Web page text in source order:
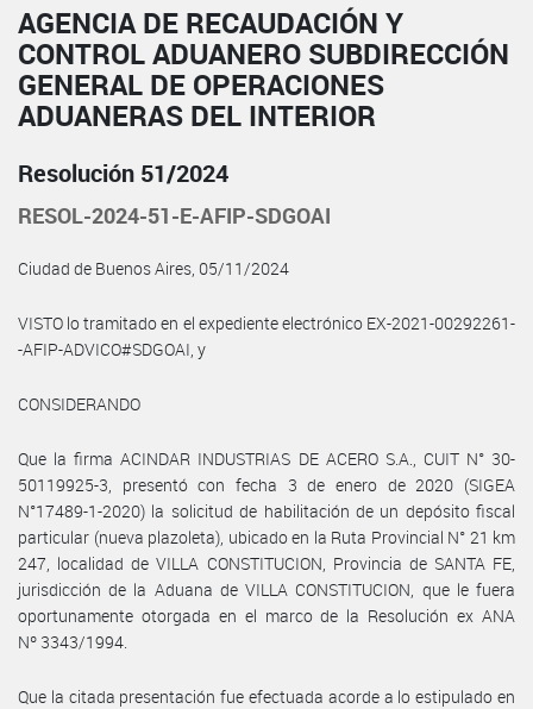
AGENCIA DE RECAUDACIÓN Y
CONTROL ADUANERO SUBDIRECCIÓN
GENERAL DE OPERACIONES
ADUANERAS DEL INTERIOR
Resolución 51/2024
RESOL-2024-51-E-AFIP-SDGOAI
Ciudad de Buenos Aires, 05/11/2024
VISTO lo tramitado en el expediente electrónico EX-2021-00292261-
-AFIP-ADVICO#SDGOAI, y
CONSIDERANDO
Que la firma ACINDAR INDUSTRIAS DE ACERO S.A., CUIT N° 30-
50119925-3, presentó con fecha 3 de enero de 2020 (SIGEA
N°17489-1-2020) la solicitud de habilitación de un depósito fiscal
particular (nueva plazoleta), ubicado en la Ruta Provincial N° 21 km
247, localidad de VILLA CONSTITUCION, Provincia de SANTA FE,
jurisdicción de la Aduana de VILLA CONSTITUCION, que le fuera
oportunamente otorgada en el marco de la Resolución ex ANA
Nº 3343/1994.
Que la citada presentación fue efectuada acorde a lo estipulado en